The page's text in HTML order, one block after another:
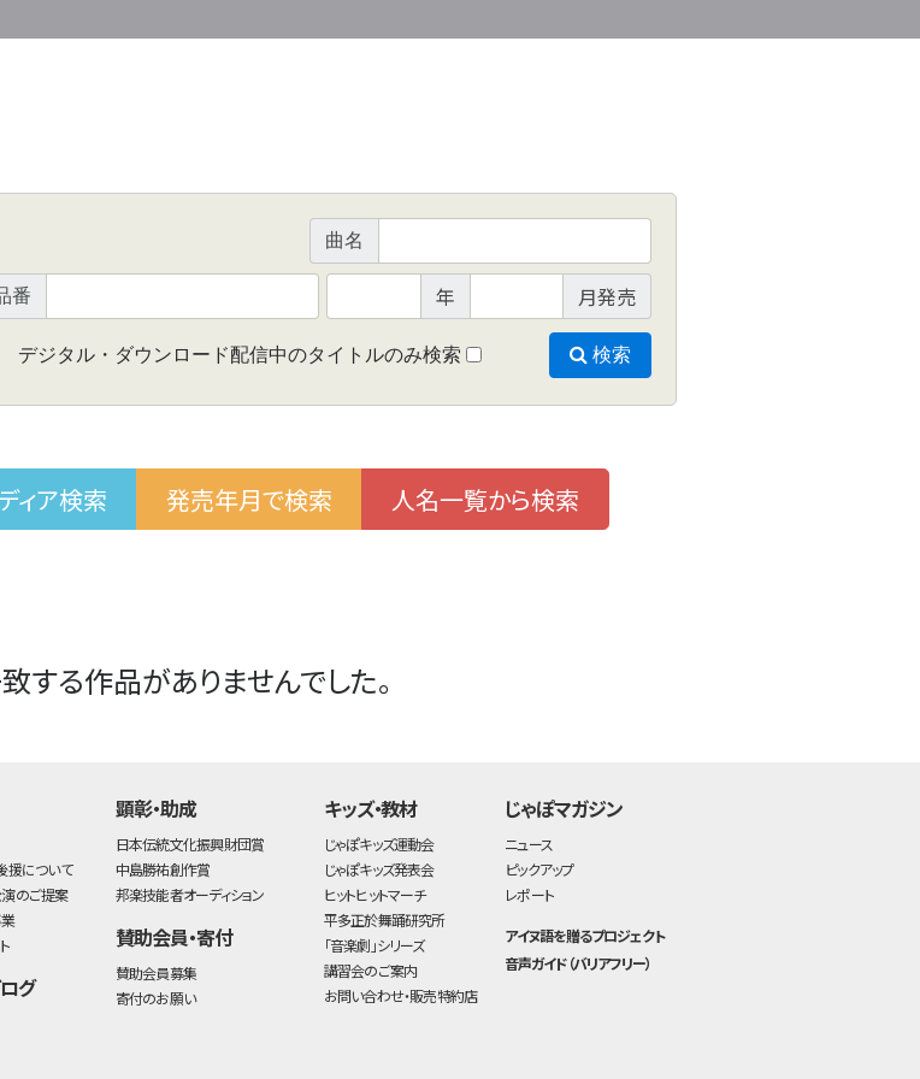
曲名
番 年 月発売
デジタル・ダウンロード配信中のタイトルのみ検索 検索
ィア検索 発売年月で検索 人名一覧から検索
する作品がありませんでした。
援について
のご提案
グ
顕彰・助成
日本伝統文化振興財団賞
中島勝祐創作賞
邦楽技能者オーディション
賛助会員・寄付
賛助会員募集
寄付のお願い
キッズ・教材
じゃぽキッズ運動会
じゃぽキッズ発表会
ヒットヒットマーチ
平多正於舞踊研究所
「音楽劇」シリーズ
講習会のご案内
お問い合わせ・販売特約店
じゃぽマガジン
ニュース
ピックアップ
レポート
アイヌ語を贈るプロジェクト
音声ガイド（バリアフリー）